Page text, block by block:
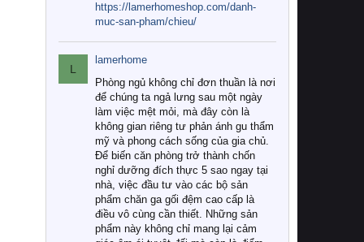
https://lamerhomeshop.com/danh-
muc-san-pham/chieu/
L
lamerhome
Phòng ngủ không chỉ đơn thuần là nơi
để chúng ta ngả lưng sau một ngày
làm việc mệt mỏi, mà đây còn là
không gian riêng tư phản ánh gu thẩm
mỹ và phong cách sống của gia chủ.
Để biến căn phòng trở thành chốn
nghỉ dưỡng đích thực 5 sao ngay tại
nhà, việc đầu tư vào các bộ sản
phẩm chăn ga gối đệm cao cấp là
điều vô cùng cần thiết. Những sản
phẩm này không chỉ mang lại cảm